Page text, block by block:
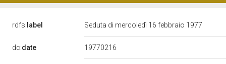
rdfs: label Seduta di mercoledì 16 febbraio 1977
dc:date 19770216